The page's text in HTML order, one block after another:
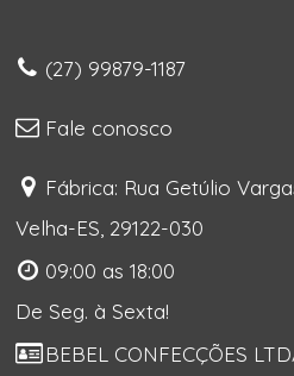
(27) 99879-1187
Fale conosco
Fábrica: Rua Getúlio
Velha-ES, 29122-030
09:00 as 18:00
De Seg. à Sexta!
BEBEL CONFECÇÕES